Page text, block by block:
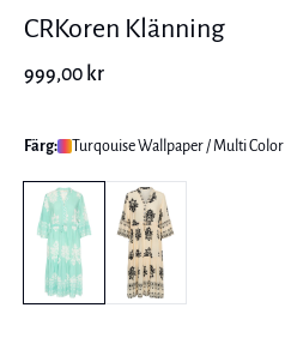
CRKoren Klänning
999,00 kr
Färg: Turqouise Wallpaper / Multi Color